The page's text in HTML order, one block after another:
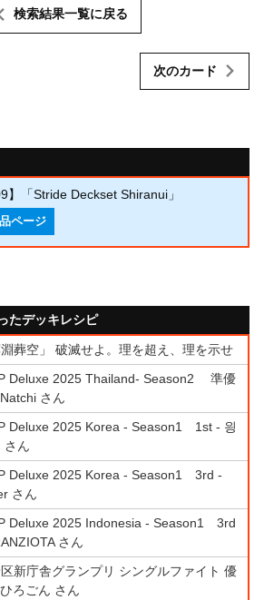
検索結果一覧に戻る
次のカード
】「Stride Deckset Shiranui」
ページ
たデッキレシピ
淵葬空」 破滅せよ。理を超え、理を示せ
Deluxe 2025 Thailand- Season2 準優
さん
Deluxe 2025 Korea - Season1 1st - 읭
さん
Deluxe 2025 Korea - Season1 3rd -
さん
Deluxe 2025 Indonesia - Season1 3rd
さん
新庁舎グランプリ シングルファイト 優
ろごん さん